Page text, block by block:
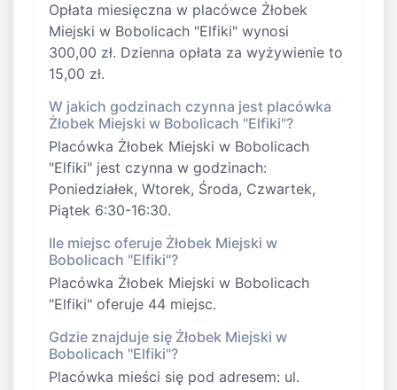
Opłata miesięczna w placówce Żłobek
Miejski w Bobolicach "Elfiki" wynosi
300,00 zł. Dzienna opłata za wyżywienie to
15,00 zł.
W jakich godzinach czynna jest placówka
Żłobek Miejski w Bobolicach "Elfiki"?
Placówka Żłobek Miejski w Bobolicach
"Elfiki" jest czynna w godzinach:
Poniedziałek, Wtorek, Środa, Czwartek,
Piątek 6:30-16:30.
Ile miejsc oferuje Żłobek Miejski w
Bobolicach "Elfiki"?
Placówka Żłobek Miejski w Bobolicach
"Elfiki" oferuje 44 miejsc.
Gdzie znajduje się Żłobek Miejski w
Bobolicach "Elfiki"?
Placówka mieści się pod adresem: ul.